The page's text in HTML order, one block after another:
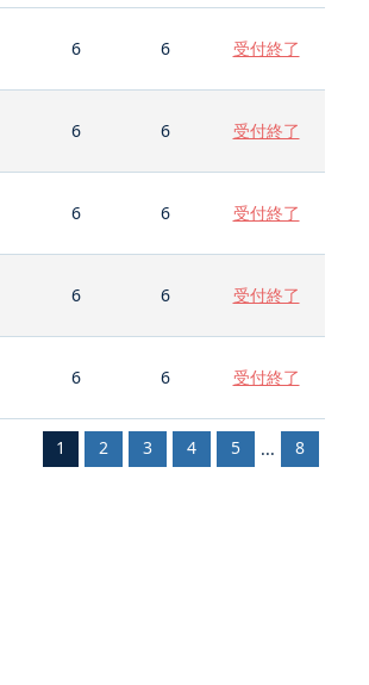
6 6 受付終了
6 6 受付終了
6 6 受付終了
6 6 受付終了
6 6 受付終了
1 2 3 4 5 ... 8